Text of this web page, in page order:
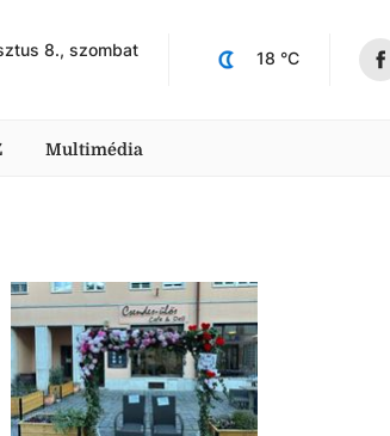
8., szombat 18 °C
Multimédia